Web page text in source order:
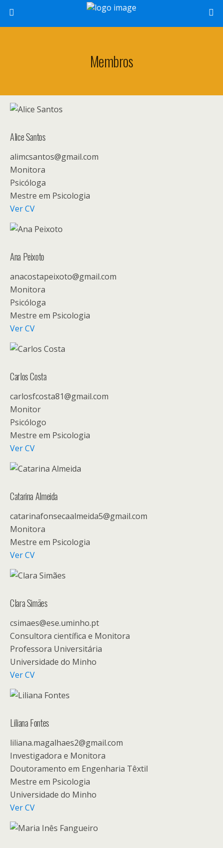
Membros
Alice Santos
alimcsantos@gmail.com
Monitora
Psicóloga
Mestre em Psicologia
Ver CV
Ana Peixoto
anacostapeixoto@gmail.com
Monitora
Psicóloga
Mestre em Psicologia
Ver CV
Carlos Costa
carlosfcosta81@gmail.com
Monitor
Psicólogo
Mestre em Psicologia
Ver CV
Catarina Almeida
catarinafonsecaalmeida5@gmail.com
Monitora
Mestre em Psicologia
Ver CV
Clara Simães
csimaes@ese.uminho.pt
Consultora científica e Monitora
Professora Universitária
Universidade do Minho
Ver CV
Liliana Fontes
liliana.magalhaes2@gmail.com
Investigadora e Monitora
Doutoramento em Engenharia Têxtil
Mestre em Psicologia
Universidade do Minho
Ver CV